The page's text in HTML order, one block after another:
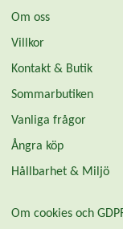
Om oss
Villkor
Kontakt & Butik
Sommarbutiken
Vanliga frågor
Ångra köp
Hållbarhet & Miljö
Om cookies och